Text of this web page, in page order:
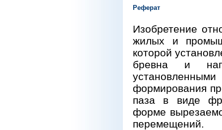
Реферат
Изобретение
жилых и
которой
бревна и
формирования
паза в виде
форме
перемещений.